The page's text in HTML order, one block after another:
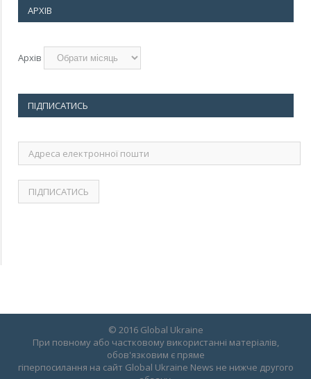
АРХІВ
Архів
ПІДПИСАТИСЬ
Адреса
електронної
© 2016 Global Ukraine
При повному або частковому використанні матеріалів,
обов'язковим є пряме
гіперпосилання на сайт Global Ukraine News не нижче другого